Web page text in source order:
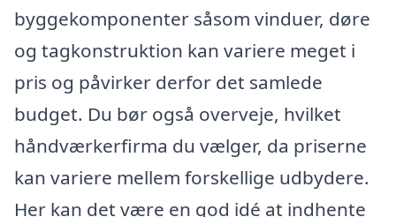
byggekomponenter såsom vinduer, døre
og tagkonstruktion kan variere meget i
pris og påvirker derfor det samlede
budget. Du bør også overveje, hvilket
håndværkerfirma du vælger, da priserne
kan variere mellem forskellige udbydere.
Her kan det være en god idé at indhente